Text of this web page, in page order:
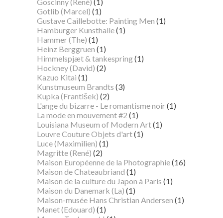
Gotlib (Marcel) (1)
Gustave Caillebotte: Painting Men (1)
Hamburger Kunsthalle(1)
Hammer (The) (1)
Heinz Berggruen (1)
Himmelspjæt & tankespring(1)
Hockney (David) (2)
Kazuo Kitai (1)
Kunstmuseum Brandts (3)
Kupka (František) (2)
L'ange du bizarre - Le romantisme noir(1)
La mode en mouvement #2 (1)
Louisiana Museum of Modern Art(1)
Louvre Couture Objets d'art(1)
Luce (Maximilien) (1)
Magritte (René) (2)
Maison Européenne de la Photographie(16)
Maison de Chateaubriand (1)
Maison de la culture du Japon à Paris (1)
Maison du Danemark (La) (1)
Maison-musée Hans Christian Andersen (1)
Manet (Edouard) (1)